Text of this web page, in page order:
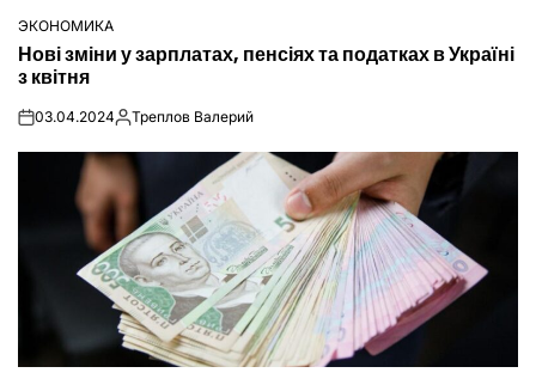
ОПУБЛІКУВАТИ
У
ЭКОНОМИКА
Нові зміни у зарплатах, пенсіях та податках в Україні
з квітня
on03.04.2024Опубліковано
Треплов Валерий